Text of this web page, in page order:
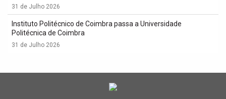
31 de Julho 2026
Instituto Politécnico de Coimbra passa a Universidade
Politécnica de Coimbra
31 de Julho 2026